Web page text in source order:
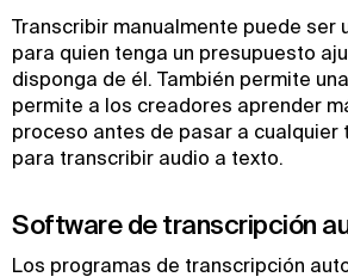
Transcribir manualmente puede ser
para quien tenga un presupuesto
disponga de él. También permite
permite a los creadores aprender
proceso antes de pasar a cualquier
para transcribir audio a texto.
Software de transcripción
Los programas de transcripción